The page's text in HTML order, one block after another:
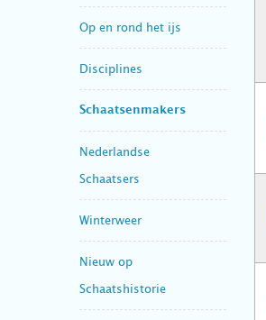
Op en rond het ijs
Disciplines
Schaatsenmakers
Nederlandse
Schaatsers
Winterweer
Nieuw op
Schaatshistorie